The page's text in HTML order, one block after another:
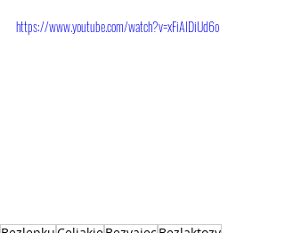
https://www.youtube.com/watch?v=xFiAIDiUd6o